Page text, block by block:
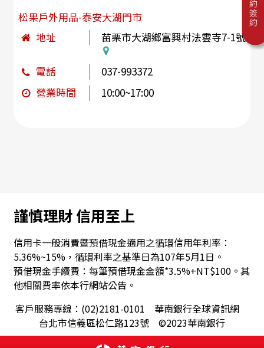
松果戶外用品-泰安大湖門市
地址
苗栗市大湖鄉富興村法雲寺7-1號
電話
037-993372
營業時間
10:00~17:00
謹慎理財 信用至上
信用卡一般消費暨預借現金適用之循環信用年利率：
5.36%~15%，循環利率之基準日為107年5月1日。
預借現金手續費：每筆預借現金金額*3.5%+NT$100。其
他相關費率依本行網站公告。
客戶服務專線：(02)2181-0101 華南銀行全球資訊網
台北市信義區松仁路123號 ©2023華南銀行